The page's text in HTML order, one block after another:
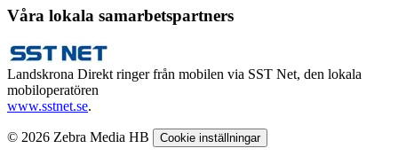
Våra lokala samarbetspartners
Landskrona Direkt ringer från mobilen via SST Net, den lokala
mobiloperatören
www.sstnet.se.
© 2026 Zebra Media HB Cookie inställningar